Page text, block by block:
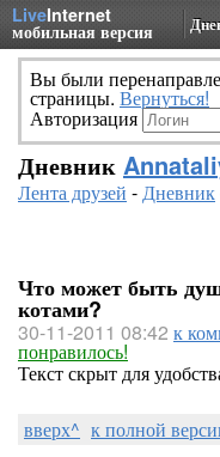
LiveInternet
мобильная версия
Вы были
страницы. Вернуться!
Авторизация
Дневник
Лента друзей -Дневник
Что может быть
котами?
30-11-2011 08:42 к
понравилось!
Текст скрыт для
вверх^ к полной